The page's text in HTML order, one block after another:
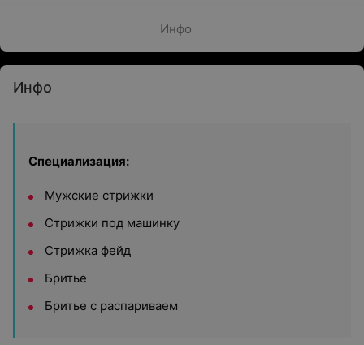
Инфо
Инфо
Специализация:
Мужские стрижки
Стрижки под машинку
Стрижка фейд
Бритье
Бритье с распариваем